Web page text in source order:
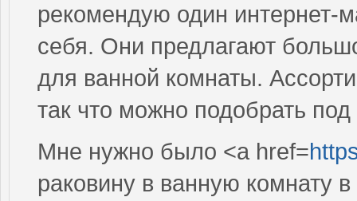
рекомендую один интернет-
себя. Они предлагают
для ванной комнаты.
так что можно подобрать
Мне нужно было <a href=
раковину в ванную комнату